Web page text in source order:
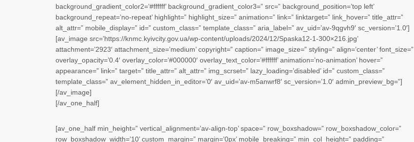
background_gradient_color2=’#ffffff’ background_gradient_color3=” src=” background_position=’top left’
background_repeat=’no-repeat’ highlight=” highlight_size=” animation=” link=” linktarget=” link_hover=” title_attr=”
alt_attr=” mobile_display=” id=” custom_class=” template_class=” aria_label=” av_uid=’av-9qgvh9′ sc_version=’1.0′]
[av_image src=’https://knmc.kyivcity.gov.ua/wp-content/uploads/2024/12/Spaska12-1-300×216.jpg’
attachment=’2923′ attachment_size=’medium’ copyright=” caption=” image_size=” styling=” align=’center’ font_size=”
overlay_opacity=’0.4′ overlay_color=’#000000′ overlay_text_color=’#ffffff’ animation=’no-animation’ hover=”
appearance=” link=” target=” title_attr=” alt_attr=” img_scrset=” lazy_loading=’disabled’ id=” custom_class=”
template_class=” av_element_hidden_in_editor=’0′ av_uid=’av-m5anwrf8′ sc_version=’1.0′ admin_preview_bg=”]
[/av_image]
[/av_one_half]
[av_one_half min_height=” vertical_alignment=’av-align-top’ space=” row_boxshadow=” row_boxshadow_color=”
row_boxshadow_width=’10’ custom_margin=” margin=’0px’ mobile_breaking=” min_col_height=” padding=”